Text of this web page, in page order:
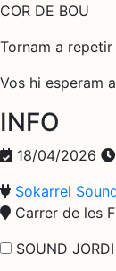
COR DE BOU
Tornam a
Vos hi esperam
INFO
18/04/2026
Sokarrel
Carrer de les
SOUND